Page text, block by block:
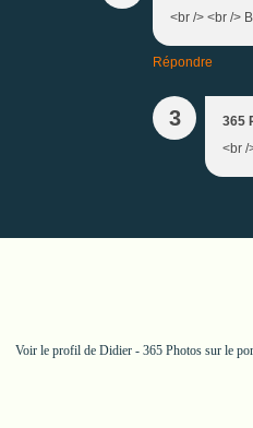
<br /> <br />
Répondre
3 365
<br /
Voir le profil de Didier - 365 Photossur le